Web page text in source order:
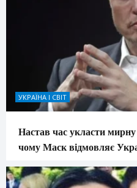
УКРАЇНА І СВІТ
Настав час укласти
чому Маск відмовляє